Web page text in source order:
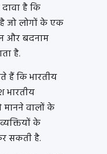
है कि
जो लोगों के एक
और बदनाम
है.
हैं कि भारतीय
भारतीय
मानने वालों के
के
सकती है.